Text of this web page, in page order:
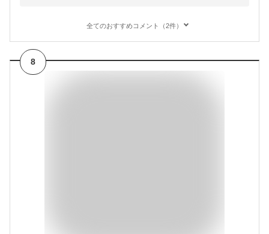
全てのおすすめコメント（2件）
8